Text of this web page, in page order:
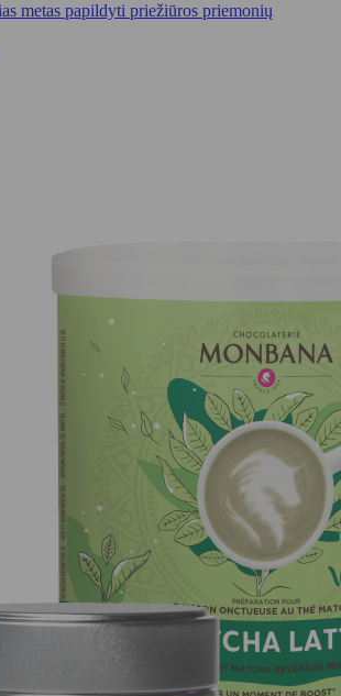
metas papildyti priežiūros priemonių